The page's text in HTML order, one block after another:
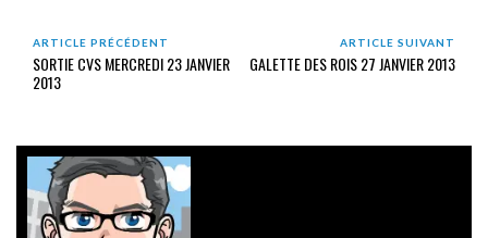
ARTICLE PRÉCÉDENT
SORTIE CVS MERCREDI 23 JANVIER
2013
ARTICLE SUIVANT
GALETTE DES ROIS 27 JANVIER 2013